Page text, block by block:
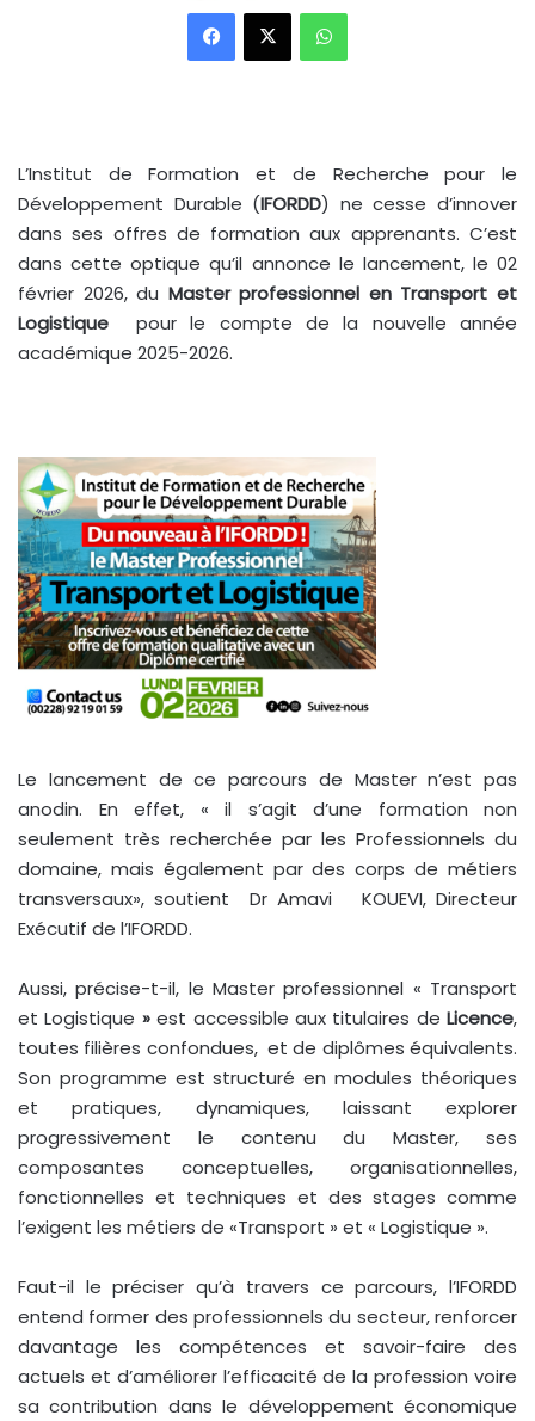
X
L’Institut de Formation et de Recherche pour le
Développement Durable (IFORDD) ne cesse d’innover
dans ses offres de formation aux apprenants. C’est
dans cette optique qu’il annonce le lancement, le 02
février 2026, du Master professionnel en Transport et
Logistique
pour le compte de la nouvelle année
académique 2025-2026.
Le lancement de ce parcours de Master n’est pas
anodin. En effet, « il s’agit d’une formation non
seulement très recherchée par les Professionnels du
domaine, mais également par des corps de métiers
transversaux», soutient Dr Amavi KOUEVI, Directeur
Exécutif de l’IFORDD.
Aussi, précise-t-il, le Master professionnel « Transport
et Logistique »est accessible aux titulaires de Licence,
toutes filières confondues, et de diplômes équivalents.
Son programme est structuré en modules théoriques
et pratiques, dynamiques, laissant explorer
progressivement le contenu du Master, ses
composantes conceptuelles, organisationnelles,
fonctionnelles et techniques et des stages comme
l’exigent les métiers de «Transport » et « Logistique ».
Faut-il le préciser qu’à travers ce parcours, l’IFORDD
entend former des professionnels du secteur, renforcer
davantage les compétences et savoir-faire des
actuels et d’améliorer l’efficacité de la profession voire
sa contribution dans le développement économique